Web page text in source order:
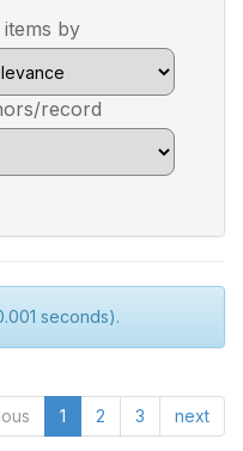
by
record
seconds).
1 2 3 next